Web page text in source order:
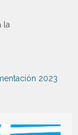
la
2023